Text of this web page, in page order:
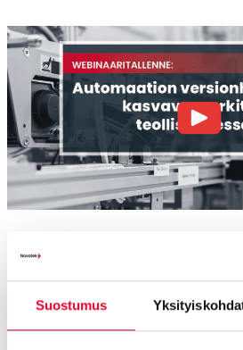
Suostumus
Agenda
00:00Webinaari alkaa